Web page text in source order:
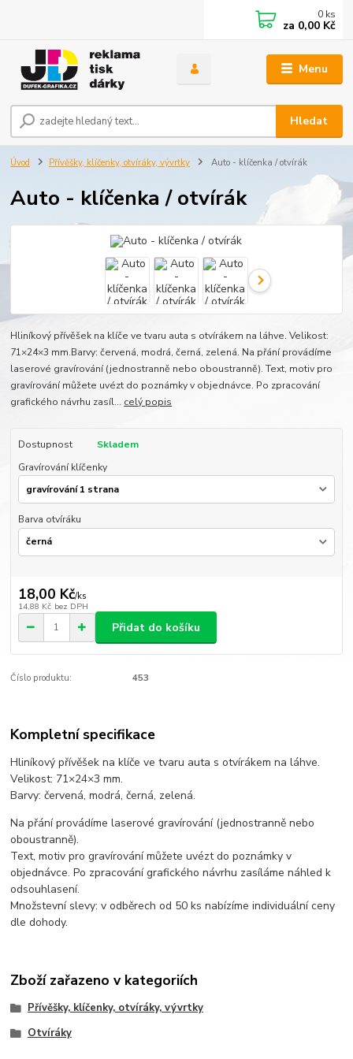
Menu
Hledat
0 ks
za 0,00 Kč
Úvod Přívěšky, klíčenky, otvíráky, vývrtky Auto - klíčenka / otvírák
Auto - klíčenka / otvírák
Hliníkový přívěšek na klíče ve tvaru auta s otvírákem na láhve. Velikost:
71×24×3 mm.Barvy: červená, modrá, černá, zelená. Na přání provádíme
laserové gravírování (jednostranně nebo oboustranně). Text, motiv pro
gravírování můžete uvézt do poznámky v objednávce. Po zpracování
grafického návrhu zasíl... celý popis
Dostupnost
Skladem
Gravírování klíčenky
Barva otvíráku
18,00 Kč/ks
14,88 Kč bez DPH
Přidat do košíku
Číslo produktu: 453
Kompletní specifikace
Hliníkový přívěšek na klíče ve tvaru auta s otvírákem na láhve.
Velikost: 71×24×3 mm.
Barvy: červená, modrá, černá, zelená.
Na přání provádíme laserové gravírování (jednostranně nebo
oboustranně).
Text, motiv pro gravírování můžete uvézt do poznámky v
objednávce. Po zpracování grafického návrhu zasíláme náhled k
odsouhlasení.
Množstevní slevy: v odběrech od 50 ks nabízíme individuální ceny
dle dohody.
Zboží zařazeno v kategoriích
Přívěšky, klíčenky, otvíráky, vývrtky
Otvíráky